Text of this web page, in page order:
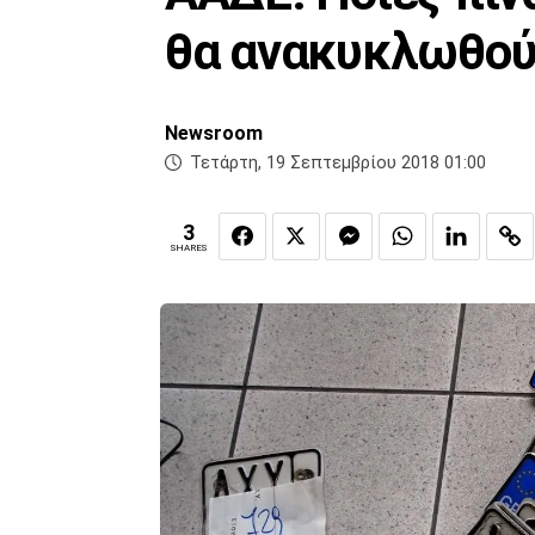
θα
Newsroom
Τετάρτη, 19 Σεπτεμβρίου 2018 01:00
3
SHARES